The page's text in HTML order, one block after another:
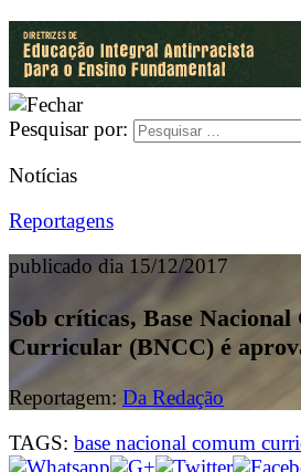
Pesquisar por:
Notícias
Reportagens
publicado dia 15/12/2017
Sob críticas, Base Nacional
Curricular (BNCC) é
Reportagem: Da Redação
TAGS: base nacional comum